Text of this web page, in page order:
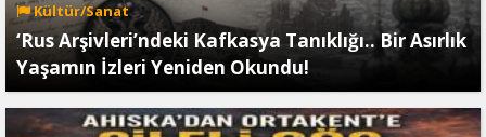
Kültür/Sanat
‘Rus Arşivleri’ndeki Kafkasya Tanıklığı.. Bir Asırlık
Yaşamın İzleri Yeniden Okundu!